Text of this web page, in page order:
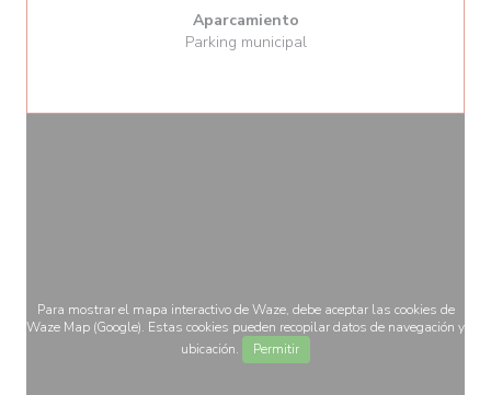
Aparcamiento
Parking municipal
Para mostrar el mapa interactivo de Waze, debe aceptar las cookies de
Waze Map (Google). Estas cookies pueden recopilar datos de navegación y
ubicación.
Permitir